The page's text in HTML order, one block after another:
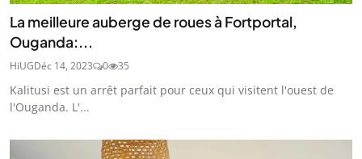
La meilleure auberge de roues à Fortportal,
Ouganda:...
HiUGDéc 14, 2023 0 35
Kalitusi est un arrêt parfait pour ceux qui visitent l'ouest de
l'Ouganda. L'...